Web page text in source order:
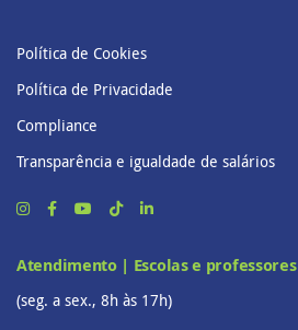
Política de Cookies
Política de Privacidade
Compliance
Transparência e igualdade de salários
Atendimento | Escolas e professores
(seg. a sex., 8h às 17h)